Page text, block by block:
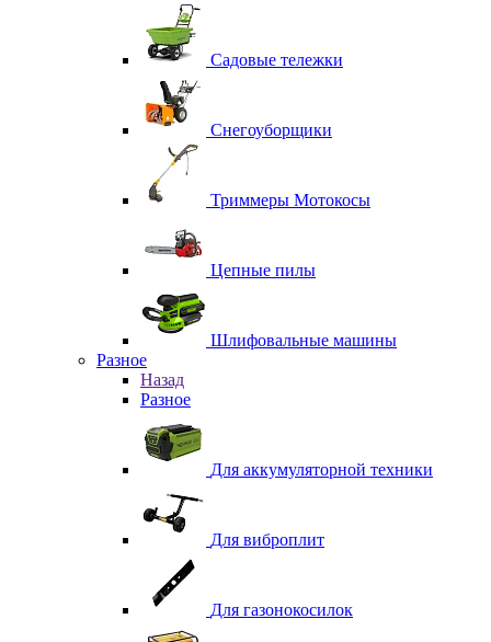
Садовые тележки
Снегоуборщики
Триммеры Мотокосы
Цепные пилы
Шлифовальные машины
Разное
Назад
Разное
Для аккумуляторной техники
Для виброплит
Для газонокосилок